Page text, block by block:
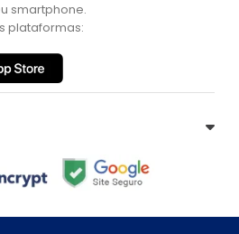
smartphone.
plataformas: